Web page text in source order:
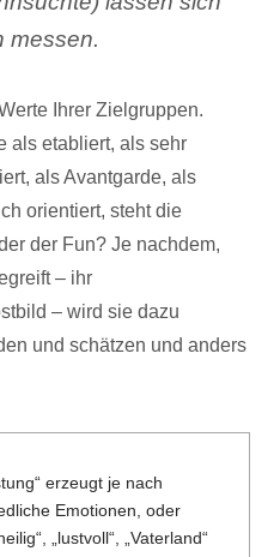
messen.
Ihrer Zielgruppen.
als etabliert, als sehr
als Avantgarde, als
orientiert, steht die
der Fun? Je nachdem,
– ihr
– wird sie dazu
und schätzen und anders
erzeugt je nach
Emotionen, oder
„lustvoll“, „Vaterland“